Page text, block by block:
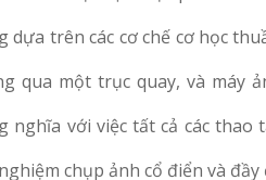
dựa trên các cơ chế cơ học
qua một trục quay, và máy
nghĩa với việc tất cả các thao
chụp ảnh cổ điển và đầy